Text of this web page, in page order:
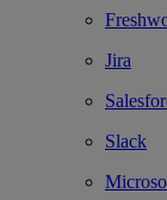
Jira
Slack